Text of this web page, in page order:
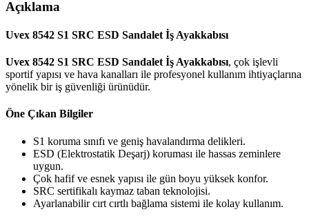
Açıklama
Uvex 8542 S1 SRC ESD Sandalet İş Ayakkabısı
Uvex 8542 S1 SRC ESD Sandalet İş Ayakkabısı, çok işlevli
sportif yapısı ve hava kanalları ile profesyonel kullanım ihtiyaçlarına
yönelik bir iş güvenliği ürünüdür.
Öne Çıkan Bilgiler
S1 koruma sınıfı ve geniş havalandırma delikleri.
ESD (Elektrostatik Deşarj) koruması ile hassas zeminlere
uygun.
Çok hafif ve esnek yapısı ile gün boyu yüksek konfor.
SRC sertifikalı kaymaz taban teknolojisi.
Ayarlanabilir cırt cırtlı bağlama sistemi ile kolay kullanım.